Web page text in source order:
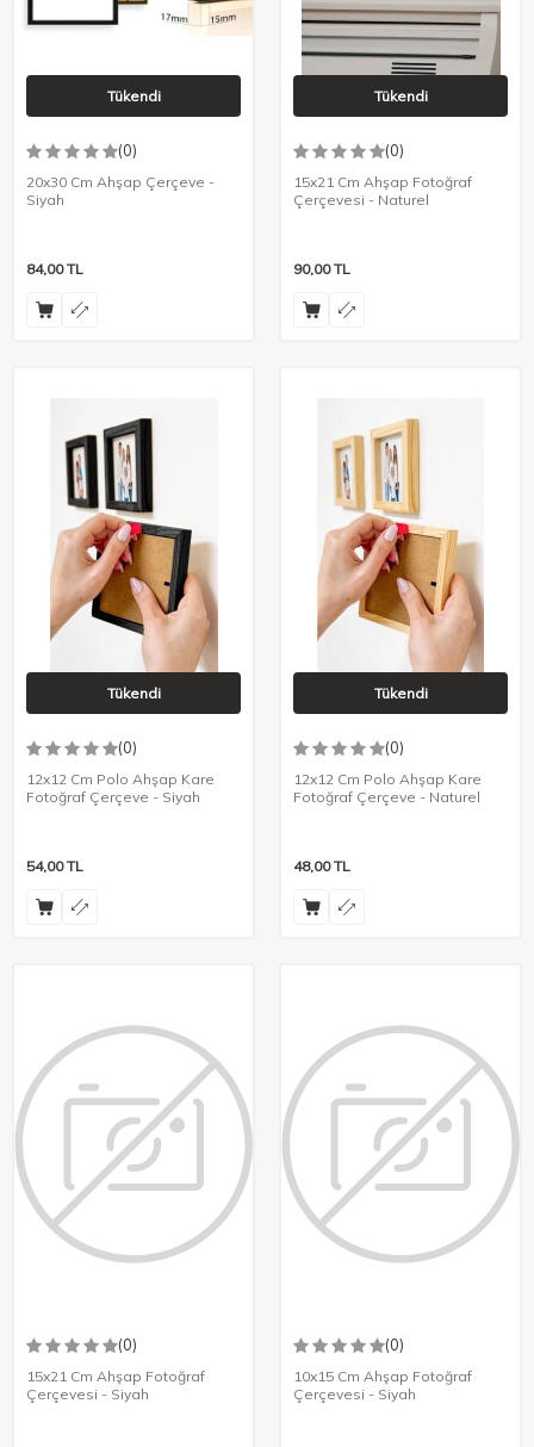
Tükendi
(0)
20x30 Cm Ahşap Çerçeve -
Siyah
84,00TL
Tükendi
(0)
15x21 Cm Ahşap Fotoğraf
Çerçevesi - Naturel
90,00TL
Tükendi
(0)
12x12 Cm Polo Ahşap Kare
Fotoğraf Çerçeve - Siyah
54,00TL
Tükendi
(0)
12x12 Cm Polo Ahşap Kare
Fotoğraf Çerçeve - Naturel
48,00TL
(0)
15x21 Cm Ahşap Fotoğraf
Çerçevesi - Siyah
(0)
10x15 Cm Ahşap Fotoğraf
Çerçevesi - Siyah